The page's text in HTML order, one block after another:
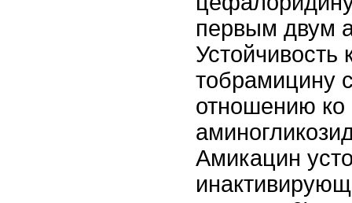
первым двум
Устойчивость
тобрамицину
отношению ко
Амикацин